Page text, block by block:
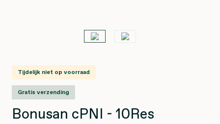
Tijdelijk niet op voorraad
Gratis verzending
Bonusan cPNI - 10Res